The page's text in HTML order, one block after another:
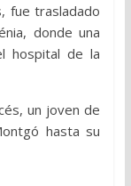
fue trasladado
donde una
hospital de la
un joven de
hasta su